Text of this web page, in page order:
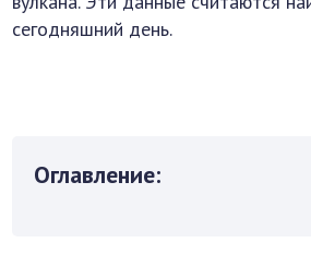
сегодняшний день.
Оглавление: